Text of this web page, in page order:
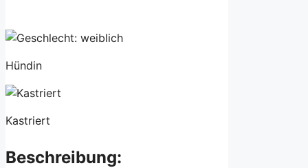
Hündin
Kastriert
Beschreibung: